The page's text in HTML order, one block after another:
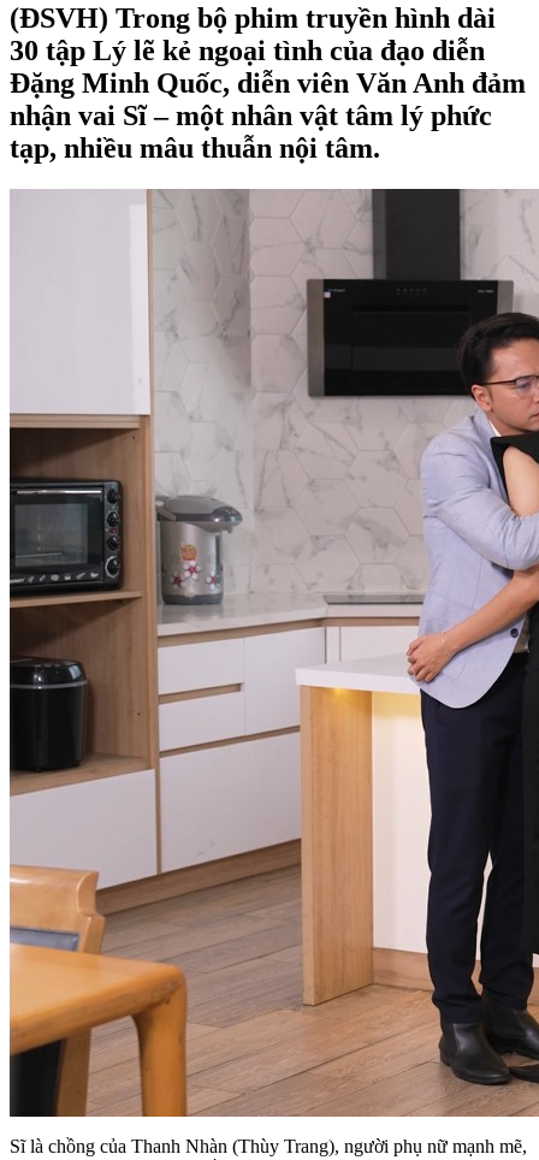
(ĐSVH) Trong bộ phim truyền hình dài
30 tập Lý lẽ kẻ ngoại tình của đạo diễn
Đặng Minh Quốc, diễn viên Văn Anh đảm
nhận vai Sĩ – một nhân vật tâm lý phức
tạp, nhiều mâu thuẫn nội tâm.
Sĩ là chồng của Thanh Nhàn (Thùy Trang), người phụ nữ mạnh mẽ,